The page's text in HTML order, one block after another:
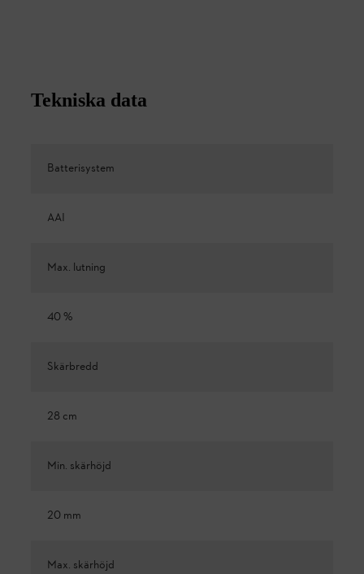
Tekniska data
Batterisystem
AAI
Max. lutning
40 %
Skärbredd
28 cm
Min. skärhöjd
20 mm
Max. skärhöjd